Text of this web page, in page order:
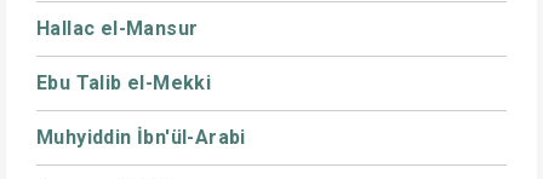
Hallac el-Mansur
Ebu Talib el-Mekki
Muhyiddin İbn'ül-Arabi